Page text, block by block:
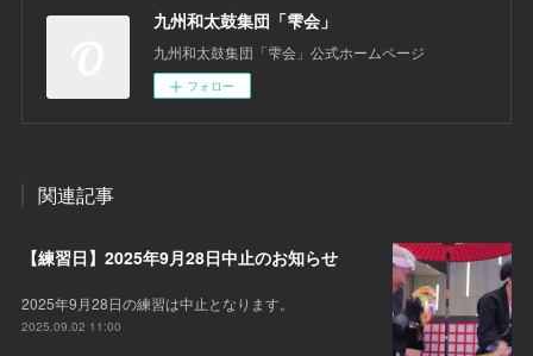
九州和太鼓集団「雫会」
九州和太鼓集団「雫会」公式ホームページ
フォロー
関連記事
【練習日】2025年9月28日中止のお知らせ
2025年9月28日の練習は中止となります。
2025.09.02 11:00